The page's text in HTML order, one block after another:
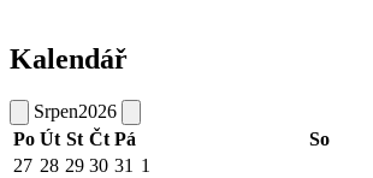
Kalendář
Srpen2026
Po Út St Čt Pá So
27 28 29 30 31 1